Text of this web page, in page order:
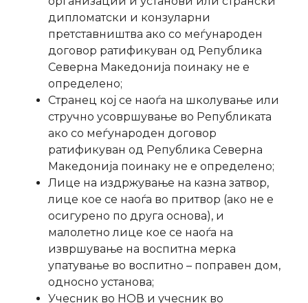
дипломатски и конзуларни
претставништва ако со меѓународен
договор ратификуван од Република
Северна Македонија поинаку не е
определено;
Странец кој се наоѓа на школување или
стручно усовршување во Републиката
ако со меѓународен договор
ратификуван од Република Северна
Македонија поинаку не е определено;
Лице на издржување на казна затвор,
лице кое се наоѓа во притвор (ако не е
осигурено по друга основа), и
малолетно лице кое се наоѓа на
извршување на воспитна мерка
упатување во воспитно – поправен дом,
односно установа;
Учесник во НОВ и учесник во